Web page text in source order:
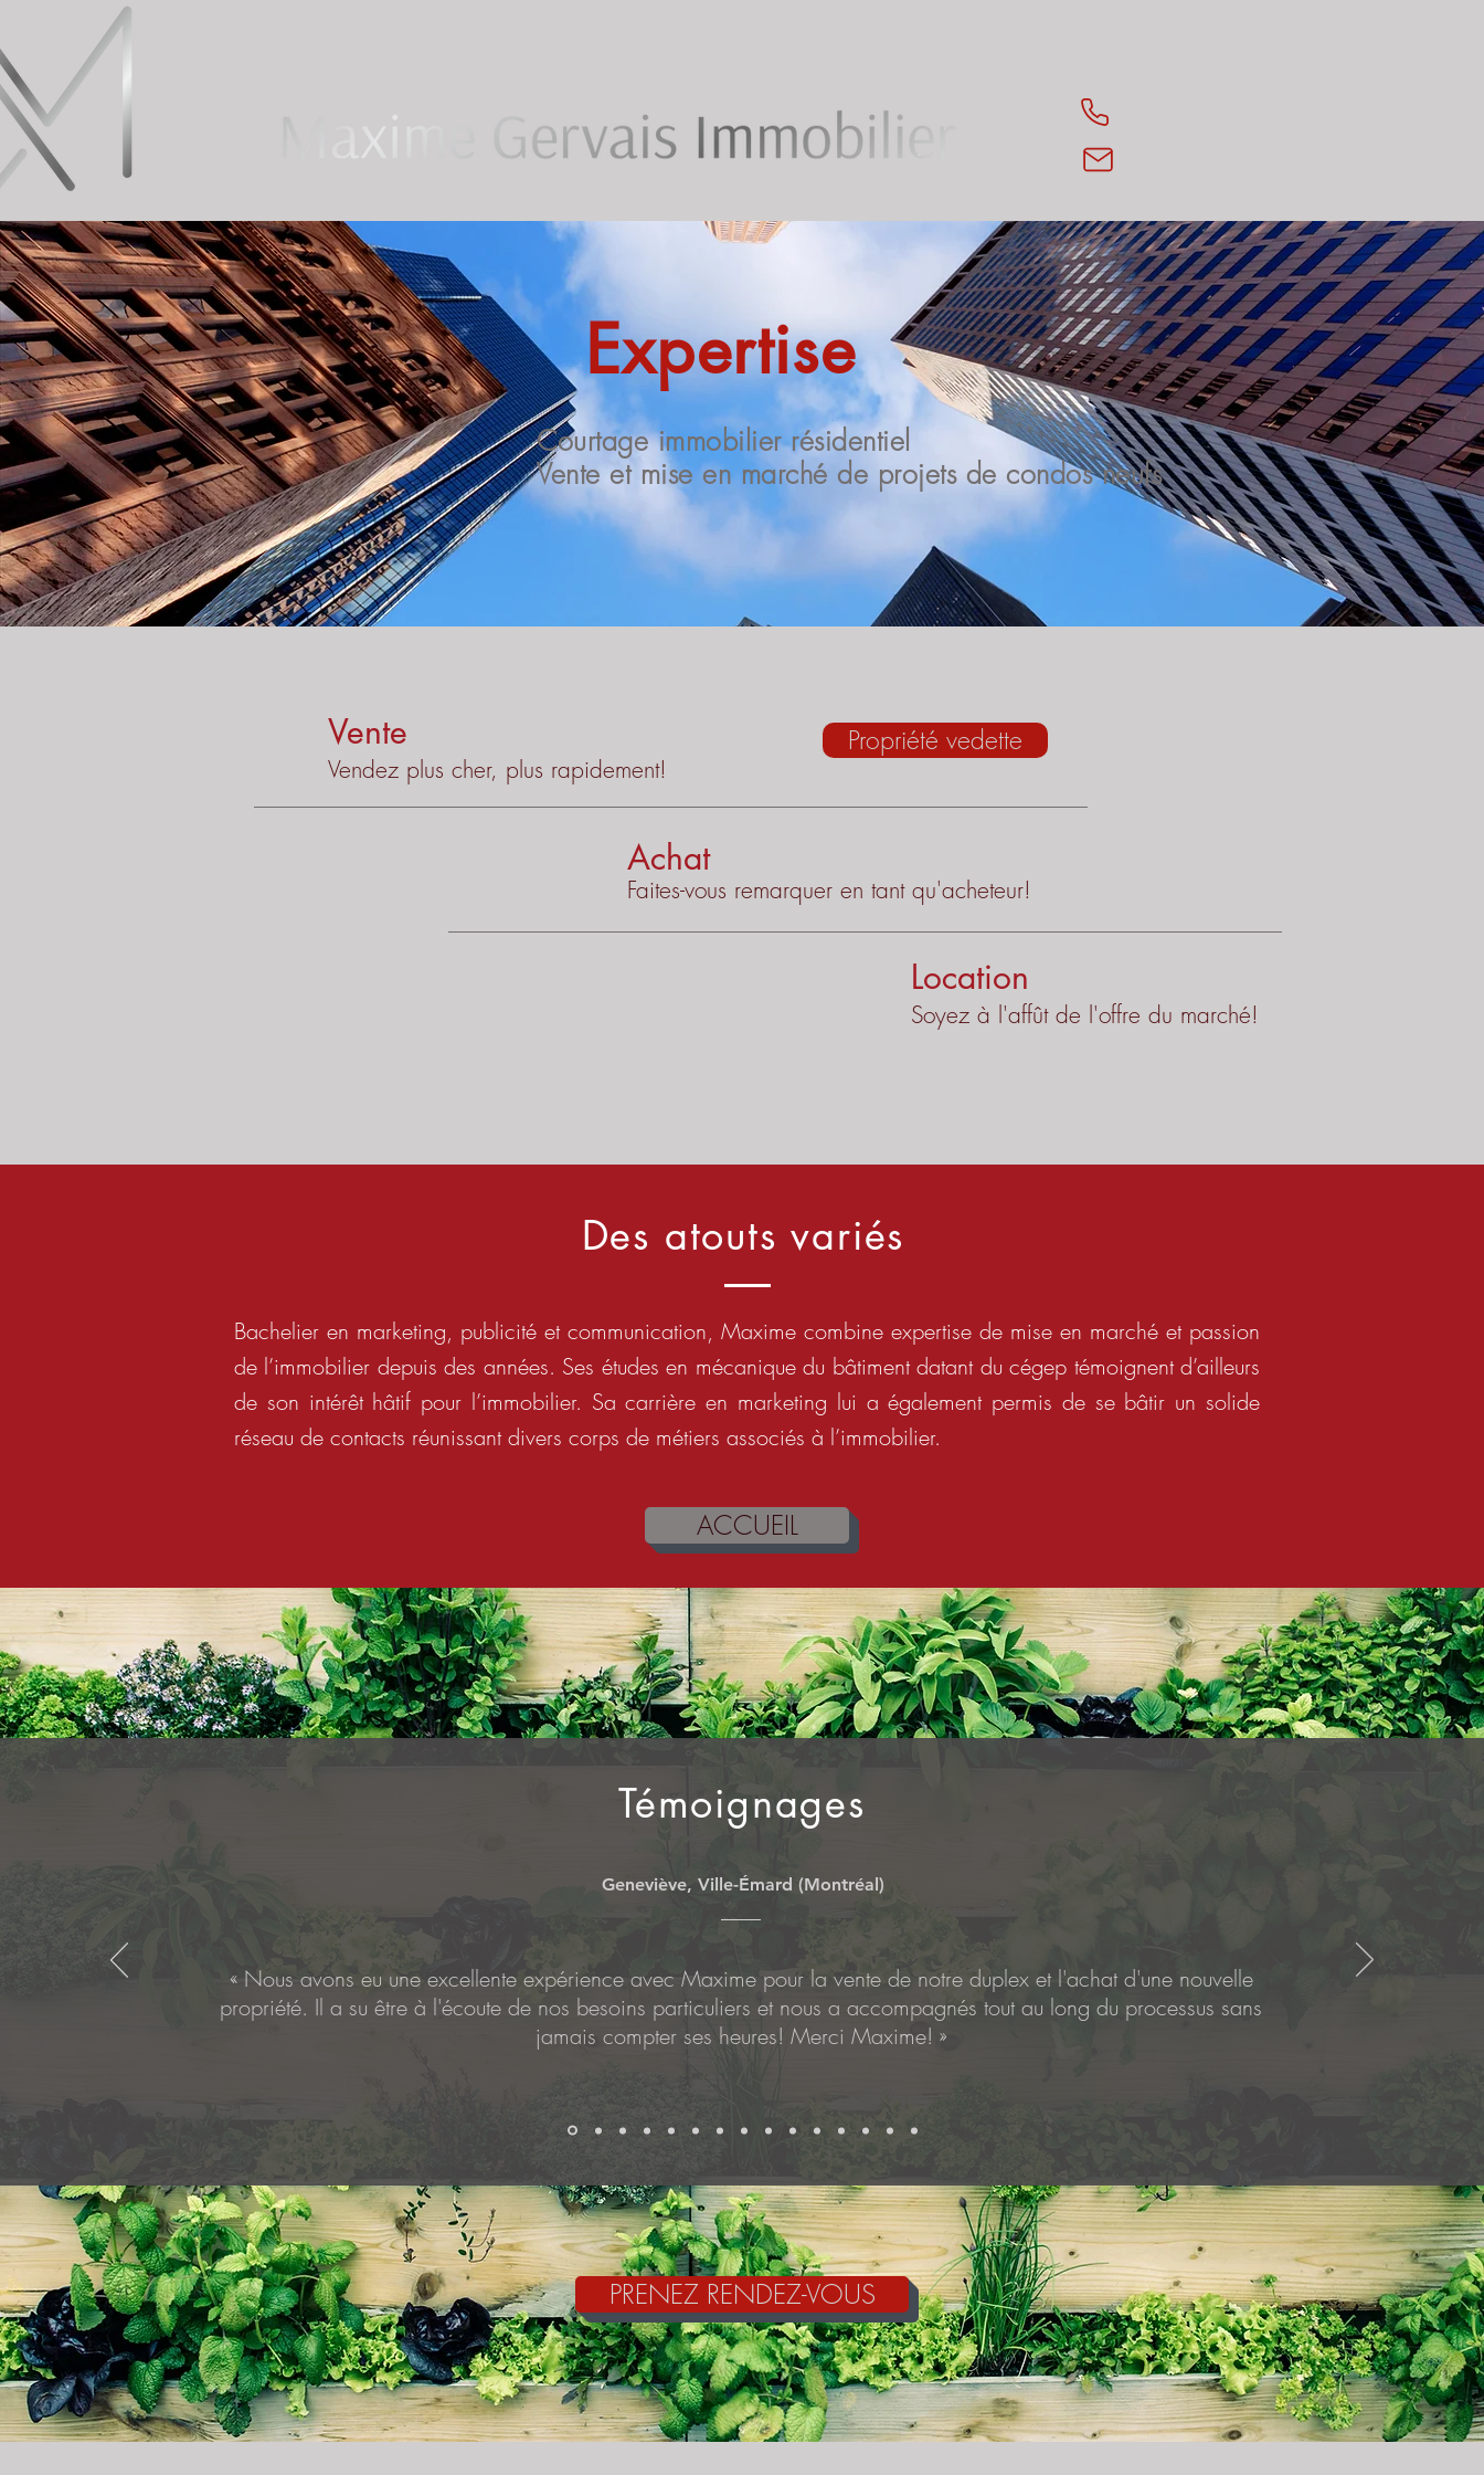
Expertise
Courtage immobilier résidentiel
Vente et mise en marché de projets de condos neufs
Vente
Vendez plus cher, plus rapidement!
Propriété vedette
Achat
Faites-vous remarquer en tant qu'acheteur!
Location
Soyez à l'affût de l'offre du marché!
Témoignages
Geneviève, Ville-Émard (Montréal)
« Nous avons eu une excellente expérience avec Maxime pour la vente de notre duplex et l'achat d'une nouvelle
propriété. Il a su être à l'écoute de nos besoins particuliers et nous a accompagnés tout au long du processus sans
jamais compter ses heures! Merci Maxime! »
PRENEZ RENDEZ-VOUS
Des atouts variés
Bachelier en marketing, publicité et communication, Maxime combine expertise de mise en marché et passion
de l’immobilier depuis des années. Ses études en mécanique du bâtiment datant du cégep témoignent d’ailleurs
de son intérêt hâtif pour l’immobilier. Sa carrière en marketing lui a également permis de se bâtir un solide
réseau de contacts réunissant divers corps de métiers associés à l’immobilier.
ACCUEIL